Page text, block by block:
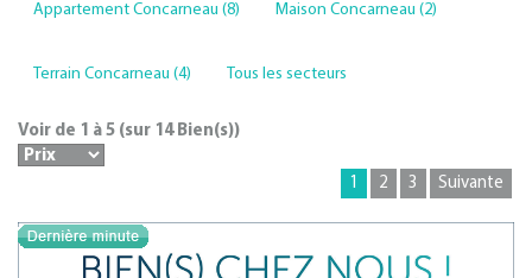
Appartement Concarneau (8) Maison Concarneau (2)
Terrain Concarneau (4) Tous les secteurs
Voir de 1 à 5 (sur 14Bien(s))
1 2 3 Suivante